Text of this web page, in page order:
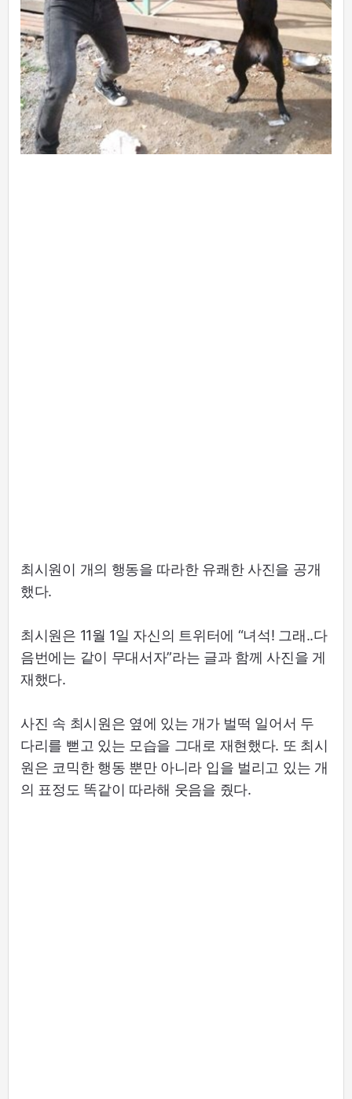
최시원이 개의 행동을 따라한 유쾌한 사진을 공개
했다.
최시원은 11월 1일 자신의 트위터에 “녀석! 그래..다
음번에는 같이 무대서자”라는 글과 함께 사진을 게
재했다.
사진 속 최시원은 옆에 있는 개가 벌떡 일어서 두
다리를 뻗고 있는 모습을 그대로 재현했다. 또 최시
원은 코믹한 행동 뿐만 아니라 입을 벌리고 있는 개
의 표정도 똑같이 따라해 웃음을 줬다.